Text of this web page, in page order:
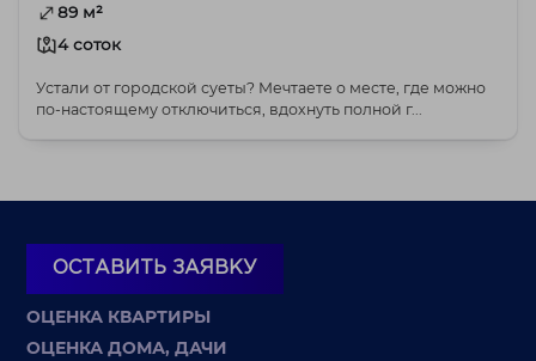
89 м²
4 соток
Устали от городской суеты? Мечтаете о месте, где можно
по-настоящему отключиться, вдохнуть полной г...
ОСТАВИТЬ ЗАЯВКУ
ОЦЕНКА КВАРТИРЫ
ОЦЕНКА ДОМА, ДАЧИ